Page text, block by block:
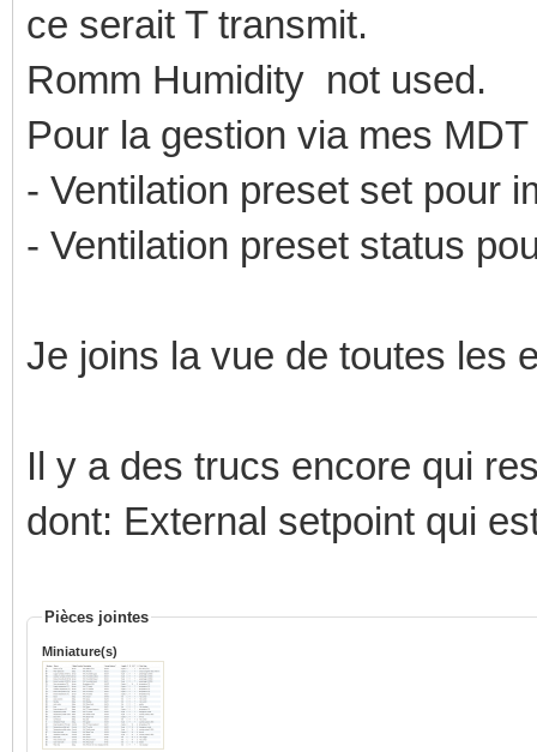
ce serait T transmit.
Romm Humidity not used.
Pour la gestion via mes
- Ventilation preset set pour
- Ventilation preset status
Je joins la vue de toutes les
Il y a des trucs encore qui
dont: External setpoint qui
Pièces jointes
Miniature(s)